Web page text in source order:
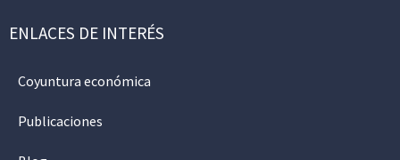
ENLACES DE INTERÉS
Coyuntura económica
Publicaciones